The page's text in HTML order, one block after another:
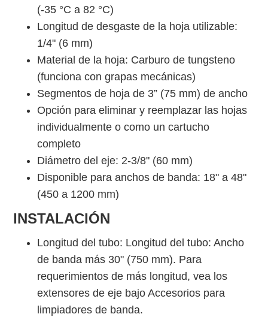
(-35 °C a 82 °C)
Longitud de desgaste de la hoja utilizable:
1/4" (6 mm)
Material de la hoja: Carburo de tungsteno
(funciona con grapas mecánicas)
Segmentos de hoja de 3” (75 mm) de ancho
Opción para eliminar y reemplazar las hojas
individualmente o como un cartucho
completo
Diámetro del eje: 2-3/8" (60 mm)
Disponible para anchos de banda: 18" a 48"
(450 a 1200 mm)
INSTALACIÓN
Longitud del tubo: Longitud del tubo: Ancho
de banda más 30" (750 mm). Para
requerimientos de más longitud, vea los
extensores de eje bajo Accesorios para
limpiadores de banda.